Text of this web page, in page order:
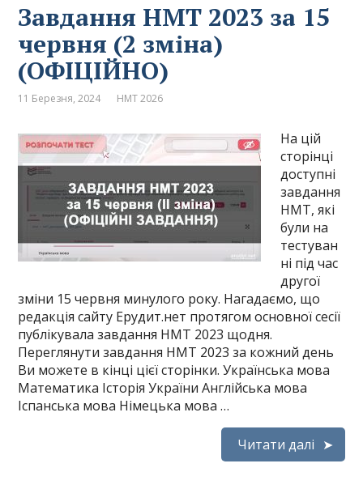
Завдання НМТ 2023 за 15
червня (2 зміна)
(ОФІЦІЙНО)
11 Березня, 2024 НМТ 2026
На цій
сторінці
доступні
завдання
НМТ, які
були на
тестуван
ні під час
другої
зміни 15 червня минулого року. Нагадаємо, що
редакція сайту Ерудит.нет протягом основної сесії
публікувала завдання НМТ 2023 щодня.
Переглянути завдання НМТ 2023 за кожний день
Ви можете в кінці цієї сторінки. Українська мова
Математика Історія України Англійська мова
Іспанська мова Німецька мова …
Читати далі